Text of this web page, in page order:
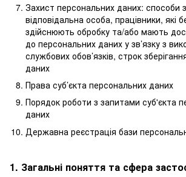
Захист персональних даних: способи
відповідальна особа, працівники, які
здійснюють обробку та/або мають
до персональних даних у зв’язку з
службових обов’язків, строк
даних
Права суб’єкта персональних даних
Порядок роботи з запитами суб'єкта
даних
Державна реєстрація бази
1. Загальні поняття та сфера